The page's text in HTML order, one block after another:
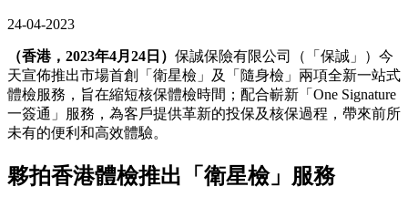
24-04-2023
（香港，2023年4月24日） 保誠保險有限公司（「保誠」）今
天宣佈推出市場首創「衛星檢」及「隨身檢」兩項全新一站式
體檢服務，旨在縮短核保體檢時間；配合嶄新「One Signature
一簽通」服務，為客戶提供革新的投保及核保過程，帶來前所
未有的便利和高效體驗。
夥拍香港體檢推出「衛星檢」服務